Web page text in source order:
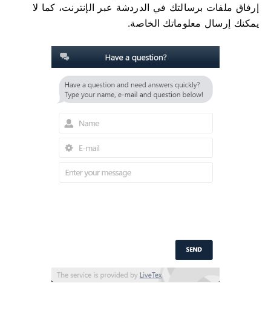
إرفاق ملفات برسالتك في الدردشة عبر الإنترنت، كما لا
يمكنك إرسال معلوماتك الخاصة.